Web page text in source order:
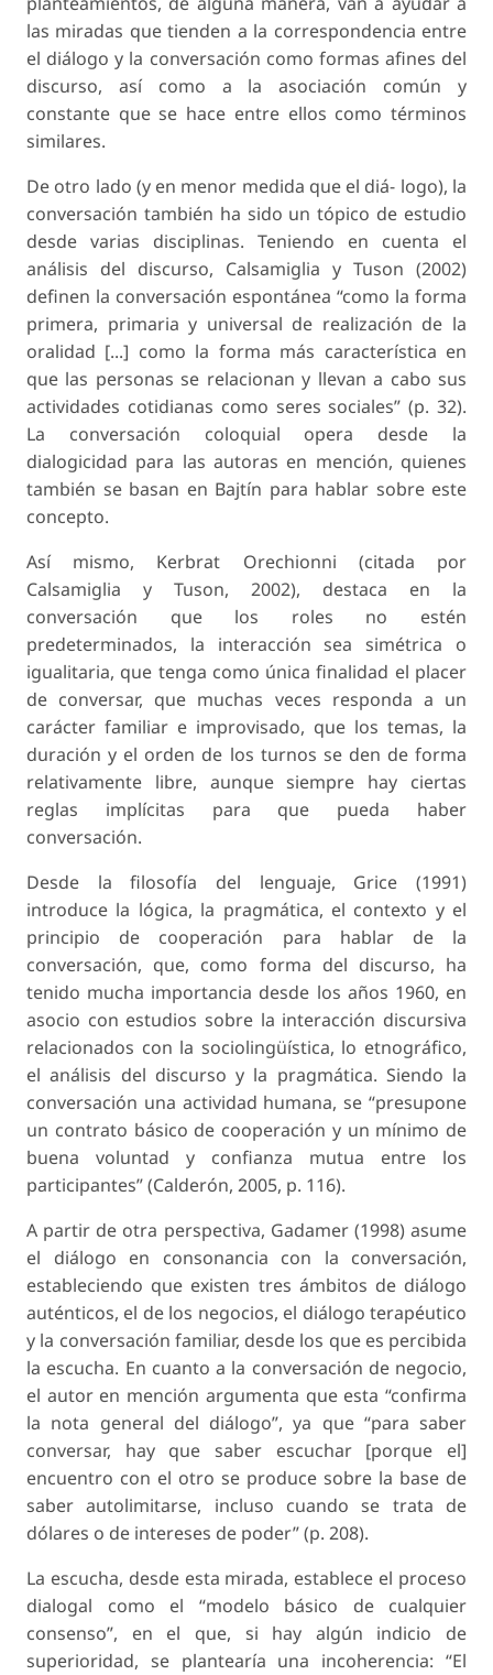
las miradas que tienden a la correspondencia entre
el diálogo y la conversación como formas afines del
discurso, así como a la asociación común y
constante que se hace entre ellos como términos
similares.
De otro lado (y en menor medida que el diá- logo), la
conversación también ha sido un tópico de estudio
desde varias disciplinas. Teniendo en cuenta el
análisis del discurso, Calsamiglia y Tuson (2002)
definen la conversación espontánea “como la forma
primera, primaria y universal de realización de la
oralidad [...] como la forma más característica en
que las personas se relacionan y llevan a cabo sus
actividades cotidianas como seres sociales” (p. 32).
La conversación coloquial opera desde la
dialogicidad para las autoras en mención, quienes
también se basan en Bajtín para hablar sobre este
concepto.
Así mismo, Kerbrat Orechionni (citada por
Calsamiglia y Tuson, 2002), destaca en la
conversación que los roles no estén
predeterminados, la interacción sea simétrica o
igualitaria, que tenga como única finalidad el placer
de conversar, que muchas veces responda a un
carácter familiar e improvisado, que los temas, la
duración y el orden de los turnos se den de forma
relativamente libre, aunque siempre hay ciertas
reglas implícitas para que pueda haber
conversación.
Desde la filosofía del lenguaje, Grice (1991)
introduce la lógica, la pragmática, el contexto y el
principio de cooperación para hablar de la
conversación, que, como forma del discurso, ha
tenido mucha importancia desde los años 1960, en
asocio con estudios sobre la interacción discursiva
relacionados con la sociolingüística, lo etnográfico,
el análisis del discurso y la pragmática. Siendo la
conversación una actividad humana, se “presupone
un contrato básico de cooperación y un mínimo de
buena voluntad y confianza mutua entre los
participantes” (Calderón, 2005, p. 116).
A partir de otra perspectiva, Gadamer (1998) asume
el diálogo en consonancia con la conversación,
estableciendo que existen tres ámbitos de diálogo
auténticos, el de los negocios, el diálogo terapéutico
y la conversación familiar, desde los que es percibida
la escucha. En cuanto a la conversación de negocio,
el autor en mención argumenta que esta “confirma
la nota general del diálogo”, ya que “para saber
conversar, hay que saber escuchar [porque el]
encuentro con el otro se produce sobre la base de
saber autolimitarse, incluso cuando se trata de
dólares o de intereses de poder” (p. 208).
La escucha, desde esta mirada, establece el proceso
dialogal como el “modelo básico de cualquier
consenso”, en el que, si hay algún indicio de
superioridad, se plantearía una incoherencia: “El